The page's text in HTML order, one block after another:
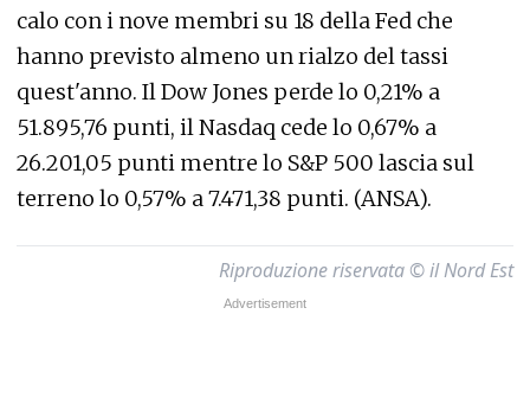
calo con i nove membri su 18 della Fed che
hanno previsto almeno un rialzo del tassi
quest'anno. Il Dow Jones perde lo 0,21% a
51.895,76 punti, il Nasdaq cede lo 0,67% a
26.201,05 punti mentre lo S&P 500 lascia sul
terreno lo 0,57% a 7.471,38 punti. (ANSA).
Riproduzione riservata © il Nord Est